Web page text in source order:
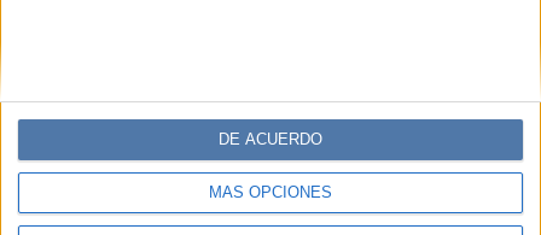
MÁS OPCIONES
DE ACUERDO